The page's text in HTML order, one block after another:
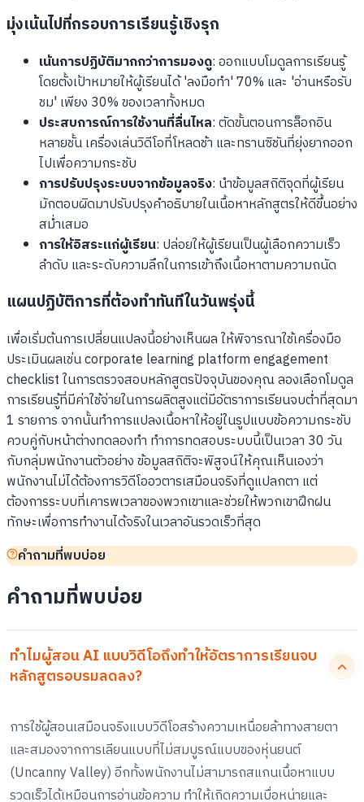
มุ่งเน้นไปที่กรอบการเรียนรู้เชิงรุก
เน้นการปฏิบัติมากกว่าการมองดู: ออกแบบโมดูลการเรียนรู้
โดยตั้งเป้าหมายให้ผู้เรียนได้ 'ลงมือทำ' 70% และ 'อ่านหรือรับ
ชม' เพียง 30% ของเวลาทั้งหมด
ประสบการณ์การใช้งานที่ลื่นไหล: ตัดขั้นตอนการล็อกอิน
หลายชั้น เครื่องเล่นวิดีโอที่โหลดช้า และทรานซิชันที่ยุ่งยากออก
ไปเพื่อความกระชับ
การปรับปรุงระบบจากข้อมูลจริง: นำข้อมูลสถิติจุดที่ผู้เรียน
มักตอบผิดมาปรับปรุงคำอธิบายในเนื้อหาหลักสูตรให้ดีขึ้นอย่าง
สม่ำเสมอ
การให้อิสระแก่ผู้เรียน: ปล่อยให้ผู้เรียนเป็นผู้เลือกความเร็ว
ลำดับ และระดับความลึกในการเข้าถึงเนื้อหาตามความถนัด
แผนปฏิบัติการที่ต้องทำทันทีในวันพรุ่งนี้
เพื่อเริ่มต้นการเปลี่ยนแปลงนี้อย่างเห็นผล ให้พิจารณาใช้เครื่องมือ
ประเมินผลเช่น corporate learning platform engagement
checklist ในการตรวจสอบหลักสูตรปัจจุบันของคุณ ลองเลือกโมดูล
การเรียนรู้ที่มีค่าใช้จ่ายในการผลิตสูงแต่มีอัตราการเรียนจบต่ำที่สุดมา
1 รายการ จากนั้นทำการแปลงเนื้อหาให้อยู่ในรูปแบบข้อความกระชับ
ควบคู่กับหน้าต่างทดลองทำ ทำการทดสอบระบบนี้เป็นเวลา 30 วัน
กับกลุ่มพนักงานตัวอย่าง ข้อมูลสถิติจะพิสูจน์ให้คุณเห็นเองว่า
พนักงานไม่ได้ต้องการวิดีโออวตารเสมือนจริงที่ดูแปลกตา แต่
ต้องการระบบที่เคารพเวลาของพวกเขาและช่วยให้พวกเขาฝึกฝน
ทักษะเพื่อการทำงานได้จริงในเวลาอันรวดเร็วที่สุด
คำถามที่พบบ่อย
คำถามที่พบบ่อย
ทำไมผู้สอน AI แบบวิดีโอถึงทำให้อัตราการเรียนจบ
หลักสูตรอบรมลดลง?
การใช้ผู้สอนเสมือนจริงแบบวิดีโอสร้างความเหนื่อยล้าทางสายตา
และสมองจากการเลียนแบบที่ไม่สมบูรณ์แบบของหุ่นยนต์
(Uncanny Valley) อีกทั้งพนักงานไม่สามารถสแกนเนื้อหาแบบ
รวดเร็วได้เหมือนการอ่านข้อความ ทำให้เกิดความเบื่อหน่ายและ